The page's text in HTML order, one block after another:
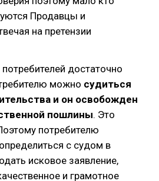
Продавцы и
на претензии
достаточно
можно судиться
и он освобожден
пошлины. Это
потребителю
с судом в
исковое заявление,
и грамотное